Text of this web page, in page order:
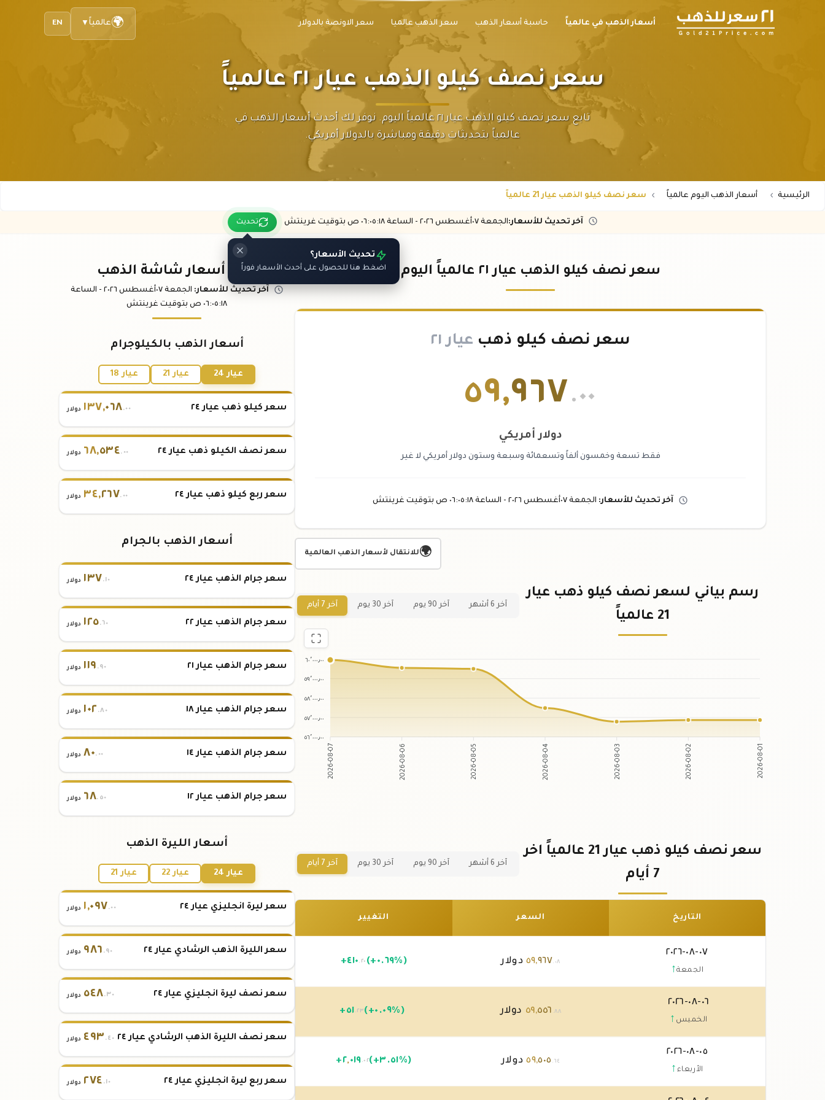
أسعار الذهب في عالمياً حاسبة أسعار الذهب سعر الذهب عالميا سعر الاونصة بالدولار EN 🌍عالمياً ▼
سعر نصف كيلو الذهب عيار ٢١ عالمياً
تابع سعر نصف كيلو الذهب عيار ٢١ عالمياً اليوم. نوفر لك أحدث أسعار الذهب في
عالمياً بتحديثات دقيقة ومباشرة بالدولار أمريكي.
الرئيسية أسعار الذهب اليوم عالمياً سعر نصف كيلو الذهب عيار 21 عالمياً
آخر تحديث للأسعار:الجمعة ٠٧ أغسطس ٢٠٢٦ - الساعة ٠٦:٠٥:١٨ ص بتوقيت غرينتش تحديث
تحديث الأسعار؟
اضغط هنا للحصول على أحدث الأسعار فوراً سعر نصف كيلو الذهب عيار ٢١ عالمياً اليوم
سعر نصف كيلو ذهب عيار ٢١
٥٩,٩٦٧ .٠٠
دولار أمريكي
فقط تسعة وخمسون ألفاً وتسعمائة وسبعة وستون دولار أمريكي لا غير
آخر تحديث للأسعار: الجمعة ٠٧ أغسطس ٢٠٢٦ - الساعة :١٨ ص بتوقيت غرينتش
🌍للانتقال لأسعار الذهب العالمية
رسم بياني لسعر نصف كيلو ذهب عيار
21 عالمياً
آخر 6 أشهر آخر 90 يوم آخر 30 يوم آخر 7 أيام
٦٠٬٠٠٠٫٠٠
٥٩٬٠٠٠٫٠٠
٥٨٬٠٠٠٫٠٠
٥٧٬٠٠٠٫٠٠
٥٦٬٠٠٠٫٠٠
2026-08-07 2026-08-06 2026-08-05 2026-08-04 2026-08-03 2026-08-02 2026-08-01
سعر نصف كيلو ذهب عيار 21 عالمياً اخر
7 أيام
آخر 6 أشهر آخر 90 يوم آخر 30 يوم آخر 7 أيام
التاريخ السعر التغيير
٠٧-٠٨-٢٠٢٦
الجمعة↑
٥٩,٩٦٧.٠٨ دولار +٤١٠ .٢٠ (+٠.٦٩%)
٠٦-٠٨-٢٠٢٦
الخميس ↑
٥٩,٥٥٦ .٨٨ دولار +٥١ .٢٣ (+٠.٠٩%)
٠٥-٠٨-٢٠٢٦
الأربعاء ↑
٥٩,٥٠٥ .٦٤ دولار +٢,٠١٩ .٠٢ (+٣.٥١%)
باقي أسعار شاشة الذهب
آخر تحديث للأسعار: الجمعة ٠٧ أغسطس ٢٠٢٦ -
الساعة
٠٦:٠٥:١٨ ص بتوقيت غرينتش
أسعار الذهب بالكيلوجرام
عيار 24 عيار 21 عيار 18
سعر كيلو ذهب عيار ٢٤ ١٣٧,٠٦٨.٠٠ دولار
سعر نصف الكيلو ذهب عيار ٢٤ ٦٨,٥٣٤.٠٠ دولار
سعر ربع كيلو ذهب عيار ٢٤ ٣٤,٢٦٧.٠٠ دولار
أسعار الذهب بالجرام
سعر جرام الذهب عيار ٢٤ ١٣٧ .١٠ دولار
سعر جرام الذهب عيار ٢٢ ١٢٥.٦٠ دولار
سعر جرام الذهب عيار ٢١ ١١٩ .٩٠ دولار
سعر جرام الذهب عيار ١٨ ١٠٢ .٨٠ دولار
سعر جرام الذهب عيار ١٤ ٨٠.٠٠ دولار
سعر جرام الذهب عيار ١٢ ٦٨.٥٠ دولار
أسعار الليرة الذهب
عيار 24 عيار 22 عيار 21
سعر ليرة انجليزي عيار ٢٤ ١,٠٩٧ .٠٠ دولار
سعر الليرة الذهب الرشادي عيار ٢٤ ٩٨٦ .٩٠ دولار
سعر نصف ليرة انجليزي عيار ٢٤ ٥٤٨.٣٠ دولار
سعر نصف الليرة الذهب الرشادي عيار ٢٤ ٤٩٣ .٤٠ دولار
سعر ربع ليرة انجليزي عيار ٢٤ ٢٧٤ .١٠ دولار